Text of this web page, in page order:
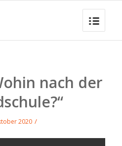
nach der
2020 /